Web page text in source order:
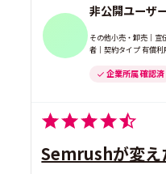
非公開ユーザ
その他小売・卸売｜宣
者｜契約タイプ 有償利
企業所属 確認済
Semrushが変え